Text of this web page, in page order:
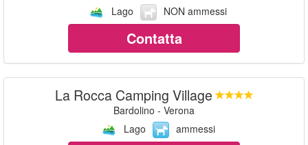
Lago
NON ammessi
Contatta
La Rocca Camping Village
Bardolino - Verona
Lago
ammessi